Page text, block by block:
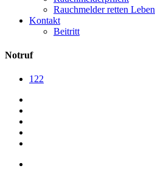
Rauchmelder retten Leben
Kontakt
Beitritt
Notruf
122